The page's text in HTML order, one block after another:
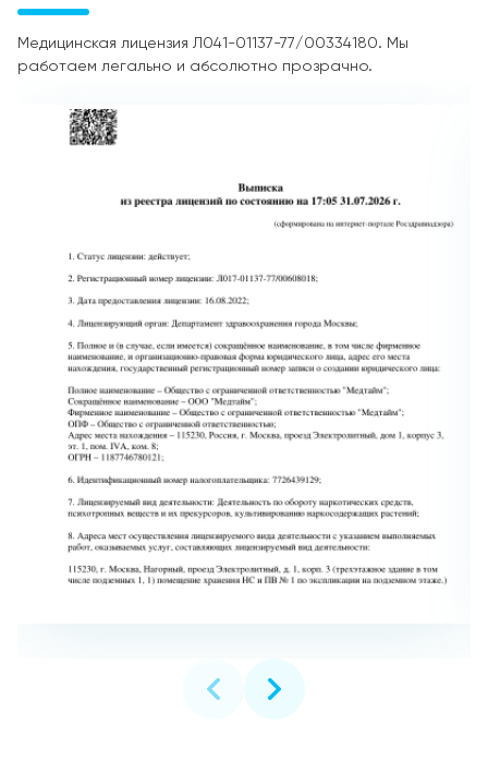
Медицинская лицензия Л041-01137-77/00334180. Мы
работаем легально и абсолютно прозрачно.